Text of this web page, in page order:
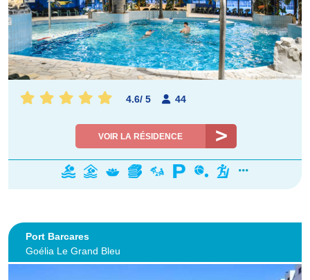
4.6/ 5 44
VOIR LA RÉSIDENCE
Port Barcares
Goélia Le Grand Bleu